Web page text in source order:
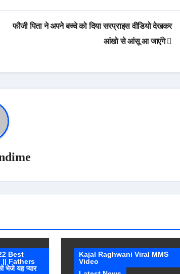
फौजी पिता ने अपने बच्चे को दिया सरप्राइस वीडियो देखकर
आंखो से आंसू आ जाएंगे
Best
|| Fathers
भेजे यह प्यार
Kajal Raghwani Viral MMS
Video